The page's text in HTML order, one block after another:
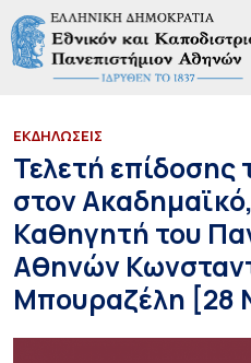
ΕΚΔΗΛΩΣΕΙΣ
Τελετή επίδοσης
στον
Καθηγητή του
Αθηνών
Μπουραζέλη [28